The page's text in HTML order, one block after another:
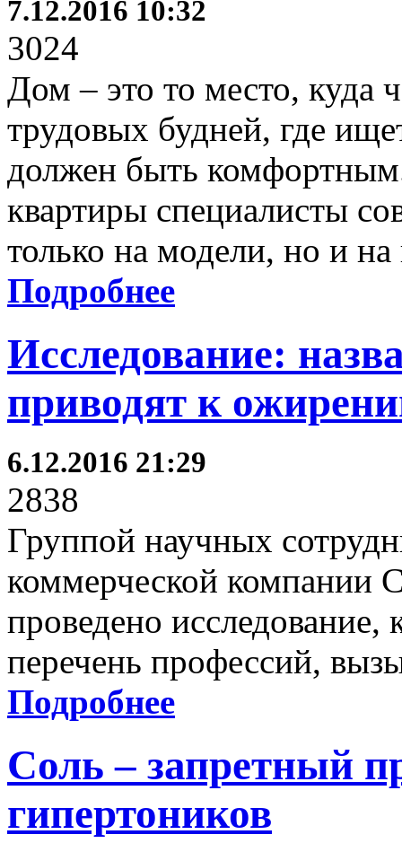
7.12.2016 10:32
3024
Дом – это то место, куда
трудовых будней, где
должен быть
квартиры специалисты
только на модели, но и
Подробнее
Исследование:
приводят к
6.12.2016 21:29
2838
Группой научных
коммерческой компании
проведено исследование,
перечень профессий,
Подробнее
Соль – запретный
гипертоников